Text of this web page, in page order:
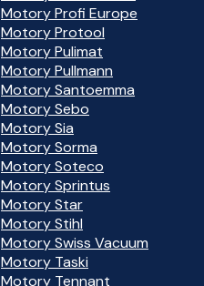
Motory Profi Europe
Motory Protool
Motory Pulimat
Motory Pullmann
Motory Santoemma
Motory Sebo
Motory Sia
Motory Sorma
Motory Soteco
Motory Sprintus
Motory Star
Motory Stihl
Motory Swiss Vacuum
Motory Taski
Motory Tennant